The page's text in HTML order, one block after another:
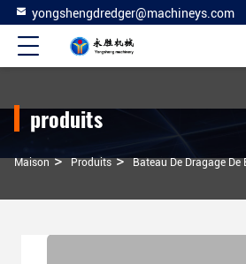
yongshengdredger@machineys.com
produits
Maison > Produits > Bateau De Dragage De